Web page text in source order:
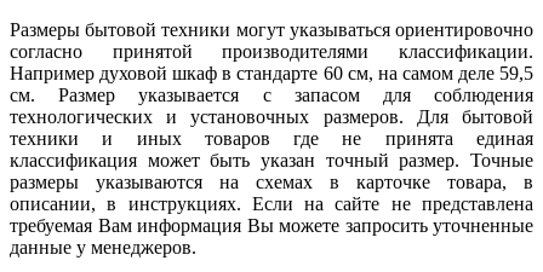
Размеры бытовой техники могут указываться ориентировочно
согласно принятой производителями классификации.
Например духовой шкаф в стандарте 60 см, на самом деле 59,5
см. Размер указывается с запасом для соблюдения
технологических и установочных размеров. Для бытовой
техники и иных товаров где не принята единая
классификация может быть указан точный размер. Точные
размеры указываются на схемах в карточке товара, в
описании, в инструкциях. Если на сайте не представлена
требуемая Вам информация Вы можете запросить уточненные
данные у менеджеров.